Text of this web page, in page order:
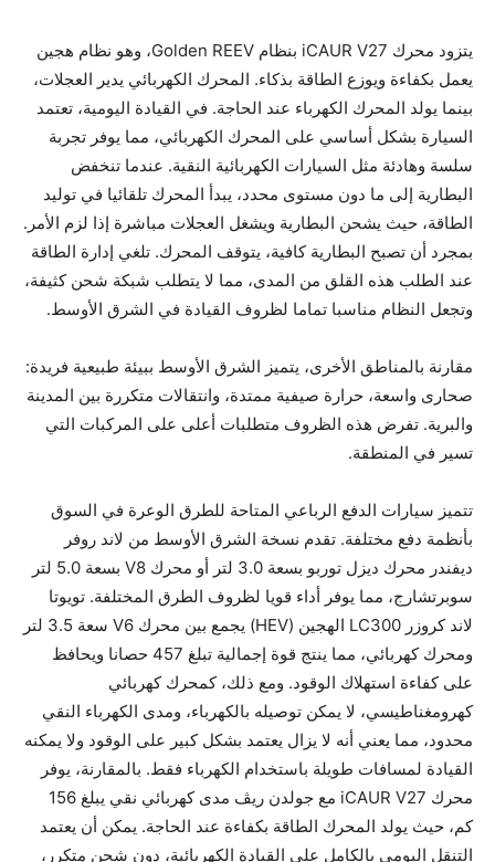
يتزود محرك iCAUR V27 بنظام Golden REEV، وهو نظام هجين
يعمل بكفاءة ويوزع الطاقة بذكاء. المحرك الكهربائي يدير العجلات،
بينما يولد المحرك الكهرباء عند الحاجة. في القيادة اليومية، تعتمد
السيارة بشكل أساسي على المحرك الكهربائي، مما يوفر تجربة
سلسة وهادئة مثل السيارات الكهربائية النقية. عندما تنخفض
البطارية إلى ما دون مستوى محدد، يبدأ المحرك تلقائيا في توليد
الطاقة، حيث يشحن البطارية ويشغل العجلات مباشرة إذا لزم الأمر.
بمجرد أن تصبح البطارية كافية، يتوقف المحرك. تلغي إدارة الطاقة
عند الطلب هذه القلق من المدى، مما لا يتطلب شبكة شحن كثيفة،
وتجعل النظام مناسبا تماما لظروف القيادة في الشرق الأوسط.
مقارنة بالمناطق الأخرى، يتميز الشرق الأوسط ببيئة طبيعية فريدة:
صحارى واسعة، حرارة صيفية ممتدة، وانتقالات متكررة بين المدينة
والبرية. تفرض هذه الظروف متطلبات أعلى على المركبات التي
تسير في المنطقة.
تتميز سيارات الدفع الرباعي المتاحة للطرق الوعرة في السوق
بأنظمة دفع مختلفة. تقدم نسخة الشرق الأوسط من لاند روفر
ديفندر محرك ديزل توربو بسعة 3.0 لتر أو محرك V8 بسعة 5.0 لتر
سوبرتشارج، مما يوفر أداء قويا لظروف الطرق المختلفة. تويوتا
لاند كروزر LC300 الهجين (HEV) يجمع بين محرك V6 سعة 3.5 لتر
ومحرك كهربائي، مما ينتج قوة إجمالية تبلغ 457 حصانا ويحافظ
على كفاءة استهلاك الوقود. ومع ذلك، كمحرك كهربائي
كهرومغناطيسي، لا يمكن توصيله بالكهرباء، ومدى الكهرباء النقي
محدود، مما يعني أنه لا يزال يعتمد بشكل كبير على الوقود ولا يمكنه
القيادة لمسافات طويلة باستخدام الكهرباء فقط. بالمقارنة، يوفر
محرك iCAUR V27 مع جولدن ريڤ مدى كهربائي نقي يبلغ 156
كم، حيث يولد المحرك الطاقة بكفاءة عند الحاجة. يمكن أن يعتمد
التنقل اليومي بالكامل على القيادة الكهربائية، دون شحن متكرر،